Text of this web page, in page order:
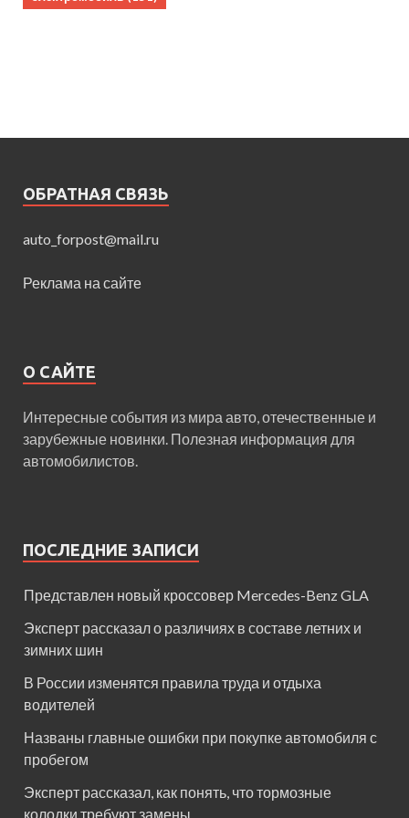
ОБРАТНАЯ СВЯЗЬ
auto_forpost@mail.ru
Реклама на сайте
О САЙТЕ
Интересные события из мира авто, отечественные и
зарубежные новинки. Полезная информация для
автомобилистов.
ПОСЛЕДНИЕ ЗАПИСИ
Представлен новый кроссовер Mercedes-Benz GLA
Эксперт рассказал о различиях в составе летних и
зимних шин
В России изменятся правила труда и отдыха
водителей
Названы главные ошибки при покупке автомобиля с
пробегом
Эксперт рассказал, как понять, что тормозные
колодки требуют замены